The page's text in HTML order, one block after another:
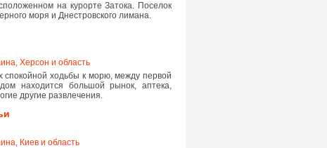
на курорте Затока. Поселок
моря и Днестровского лимана.
Херсон и область
спокойной ходьбы к морю, между первой
находится большой рынок, аптека,
другие развлечения.
Киев и область